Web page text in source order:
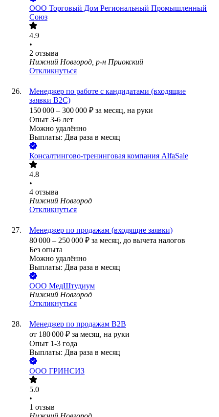
ООО Торговый Дом Региональный Промышленный
Союз
4.9
•
2 отзыва
Нижний Новгород, р-н Приокский
Откликнуться
Менеджер по работе с кандидатами (входящие
заявки В2С)
150 000 – 300 000 ₽ за месяц, на руки
Опыт 3-6 лет
Можно удалённо
Выплаты: Два раза в месяц
Консалтингово-тренинговая компания AlfaSale
4.8
•
4 отзыва
Нижний Новгород
Откликнуться
Менеджер по продажам (входящие заявки)
80 000 – 250 000 ₽ за месяц, до вычета налогов
Без опыта
Можно удалённо
Выплаты: Два раза в месяц
ООО МедШтудиум
Нижний Новгород
Откликнуться
Менеджер по продажам B2B
от 180 000 ₽ за месяц, на руки
Опыт 1-3 года
Выплаты: Два раза в месяц
ООО ГРИНСИЗ
5.0
•
1 отзыв